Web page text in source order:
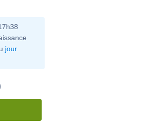
jour